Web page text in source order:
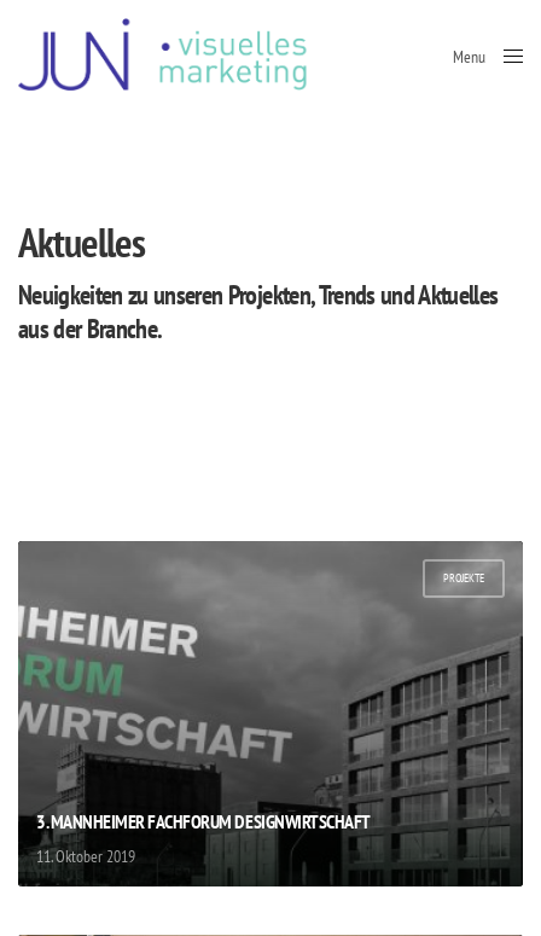
Menu
Aktuelles
Neuigkeiten zu unseren Projekten, Trends und Aktuelles
aus der Branche.
PROJEKTE
3. MANNHEIMER FACHFORUM DESIGNWIRTSCHAFT
11. Oktober 2019